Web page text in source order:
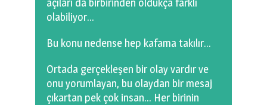
açıları da birbirinden oldukça farklı
olabiliyor…
Bu konu nedense hep kafama takılır…
Ortada gerçekleşen bir olay vardır ve
onu yorumlayan, bu olaydan bir mesaj
çıkartan pek çok insan… Her birinin